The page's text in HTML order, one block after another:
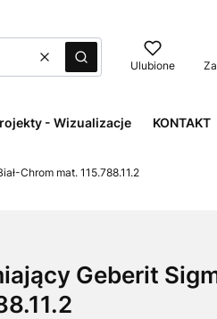
WyczyśćSzukaj Ulubione
- Wizualizacje KONTAKT
Chrom mat. 115.788.11.2
Geberit